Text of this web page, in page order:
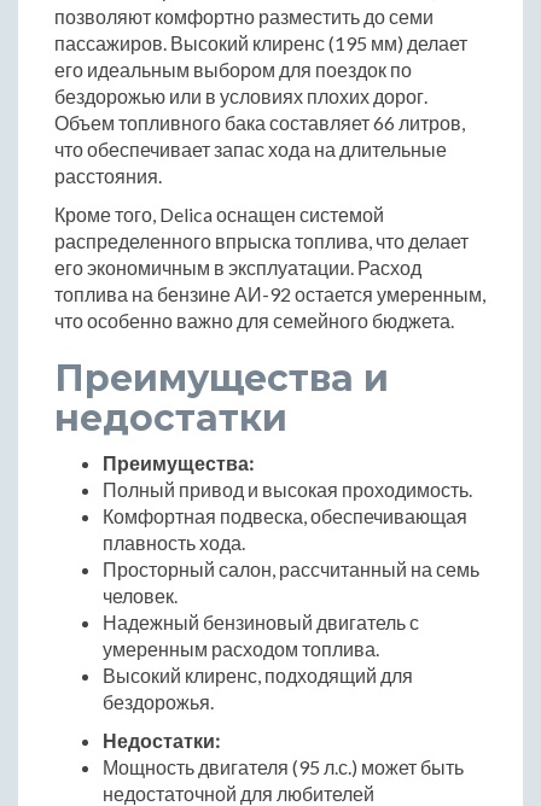
позволяют комфортно разместить до семи
пассажиров. Высокий клиренс (195 мм) делает
его идеальным выбором для поездок по
бездорожью или в условиях плохих дорог.
Объем топливного бака составляет 66 литров,
что обеспечивает запас хода на длительные
расстояния.
Кроме того, Delica оснащен системой
распределенного впрыска топлива, что делает
его экономичным в эксплуатации. Расход
топлива на бензине АИ-92 остается умеренным,
что особенно важно для семейного бюджета.
Преимущества и
недостатки
Преимущества:
Полный привод и высокая проходимость.
Комфортная подвеска, обеспечивающая
плавность хода.
Просторный салон, рассчитанный на семь
человек.
Надежный бензиновый двигатель с
умеренным расходом топлива.
Высокий клиренс, подходящий для
бездорожья.
Недостатки:
Мощность двигателя (95 л.с.) может быть
недостаточной для любителей